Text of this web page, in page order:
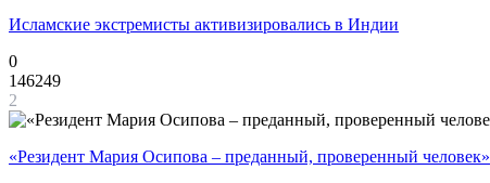
Исламские экстремисты активизировались в Индии
0
146249
2
«Резидент Мария Осипова – преданный, проверенный человек»